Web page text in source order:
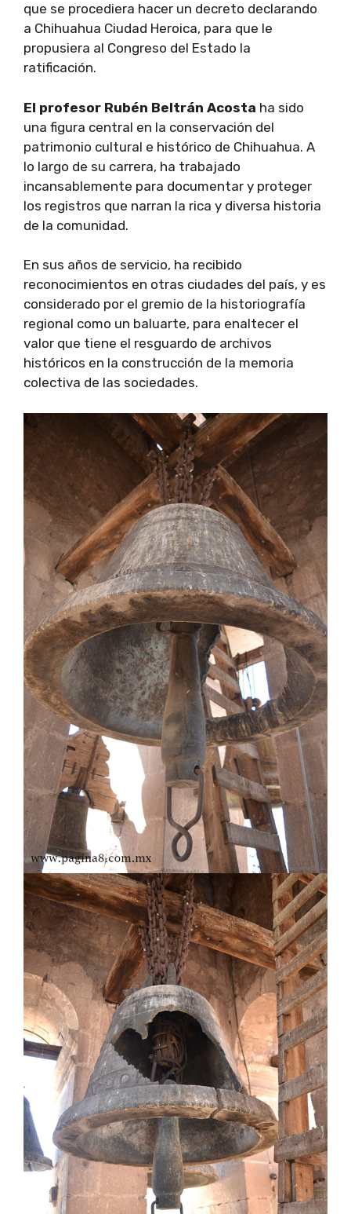
que se procediera hacer un decreto declarando
a Chihuahua Ciudad Heroica, para que le
propusiera al Congreso del Estado la
ratificación.
El profesor Rubén Beltrán Acosta ha sido
una figura central en la conservación del
patrimonio cultural e histórico de Chihuahua. A
lo largo de su carrera, ha trabajado
incansablemente para documentar y proteger
los registros que narran la rica y diversa historia
de la comunidad.
En sus años de servicio, ha recibido
reconocimientos en otras ciudades del país, y es
considerado por el gremio de la historiografía
regional como un baluarte, para enaltecer el
valor que tiene el resguardo de archivos
históricos en la construcción de la memoria
colectiva de las sociedades.